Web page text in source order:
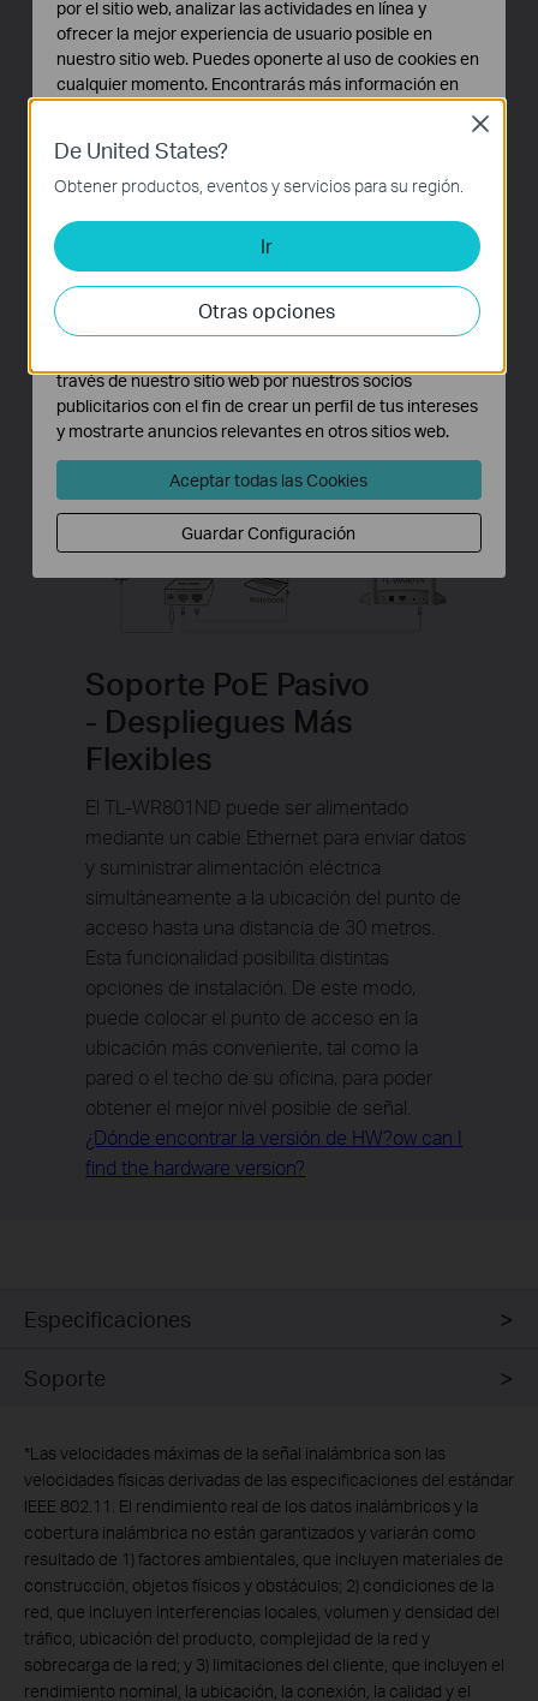
funcionamiento
- Redes inalámbricas
fáciles de desplegar
Funciona como punto de acceso, multi-SSID,
cliente, extensor de red Wi-Fi. De esta forma,
podrá adecuarlo dinámicamente a sus
necesidades de acceso inalámbrico según la
situación. Los distintos modos de
funcionamiento le permiten también
desplegar una red inalámbrica en ubicaciones
difíciles de cablear o eliminar zonas sin
cobertura inalámbrica.
Soporte PoE Pasivo
- Despliegues Más
Flexibles
El TL-WR801ND puede ser alimentado
mediante un cable Ethernet para enviar datos
y suministrar alimentación eléctrica
simultáneamente a la ubicación del punto de
acceso hasta una distancia de 30 metros.
Esta funcionalidad posibilita distintas
opciones de instalación. De este modo,
puede colocar el punto de acceso en la
ubicación más conveniente, tal como la
pared o el techo de su oficina, para poder
obtener el mejor nivel posible de señal.
¿Dónde encontrar la versión de HW?ow can I
find the hardware version?
Especificaciones
Soporte
*Las velocidades máximas de la señal inalámbrica son las
velocidades físicas derivadas de las especificaciones del estándar
IEEE 802.11. El rendimiento real de los datos inalámbricos y la
cobertura inalámbrica no están garantizados y variarán como
resultado de 1) factores ambientales, que incluyen materiales de
construcción, objetos físicos y obstáculos; 2) condiciones de la
red, que incluyen interferencias locales, volumen y densidad del
tráfico, ubicación del producto, complejidad de la red y
sobrecarga de la red; y 3) limitaciones del cliente, que incluyen el
rendimiento nominal, la ubicación, la conexión, la calidad y el
De United States?
Obtener productos, eventos y servicios para su región.
Ir
Otras opciones
Close
por el sitio web, analizar las actividades en línea y
ofrecer la mejor experiencia de usuario posible en
nuestro sitio web. Puedes oponerte al uso de cookies en
cualquier momento. Encontrarás más información en
Cookies Básicas
Estas cookies son necesarias para el funcionamiento
del sitio web y no pueden desactivarse en tu sistema.
Cookies de Análisis y de Marketing
Las cookies de análisis nos permiten analizar tus
actividades en nuestro sitio web con el fin de mejorar y
adaptar la funcionalidad del mismo.
través de nuestro sitio web por nuestros socios
publicitarios con el fin de crear un perfil de tus intereses
y mostrarte anuncios relevantes en otros sitios web.
Aceptar todas las Cookies
Guardar Configuración